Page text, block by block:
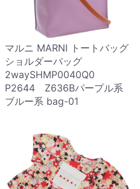
マルニ MARNI トートバッグ
ショルダーバッグ
2waySHMP0040Q0
P2644 Z636Bパープル系
ブルー系 bag-01